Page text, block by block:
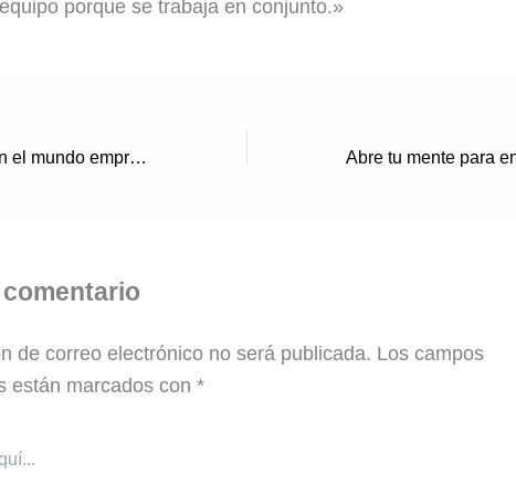
porque se trabaja en conjunto.»
Tener formación en el mundo empresarial
de correo electrónico no será publicada. Los campos
están marcados con *